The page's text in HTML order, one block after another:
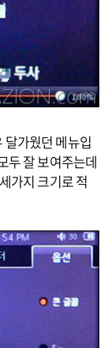
달가웠던 메뉴입
두 잘 보여주는데
가지 크기로 적